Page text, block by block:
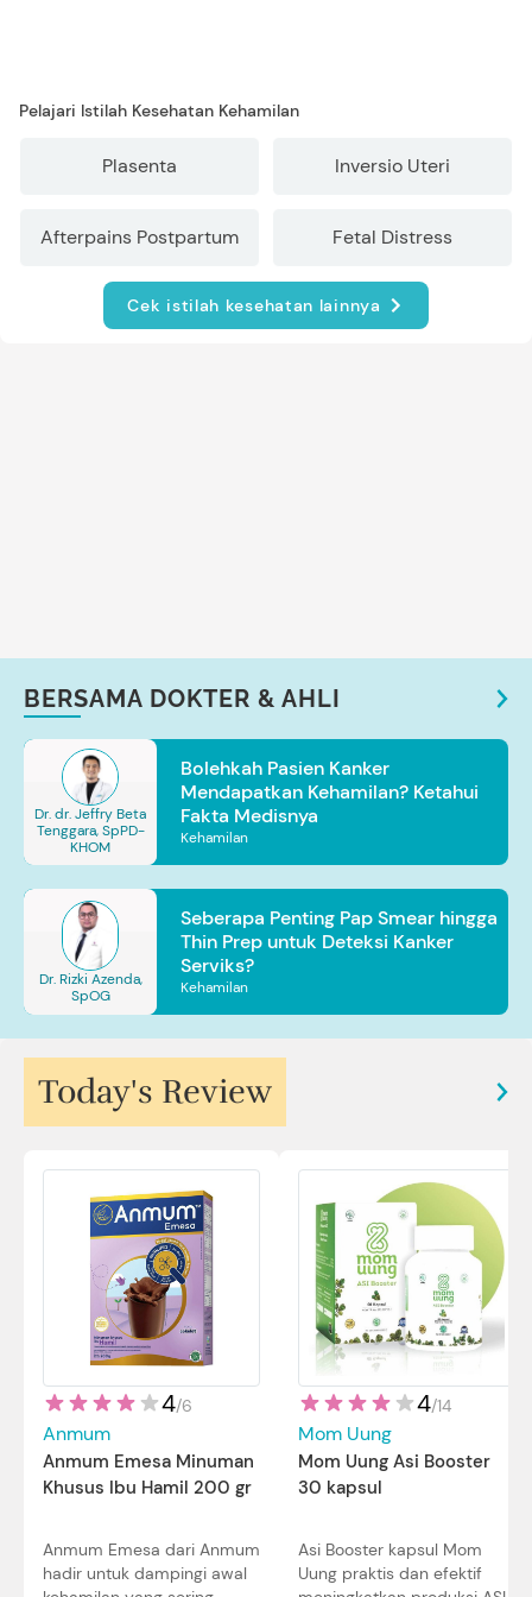
Pelajari Istilah Kesehatan Kehamilan
Plasenta Inversio Uteri
Afterpains Postpartum Fetal Distress
Cek istilah kesehatan lainnya
BERSAMA DOKTER & AHLI
Dr. dr. Jeffry Beta
Tenggara, SpPD-
KHOM
Bolehkah Pasien Kanker
Mendapatkan Kehamilan? Ketahui
Fakta Medisnya
Kehamilan
Dr. Rizki Azenda,
SpOG
Seberapa Penting Pap Smear hingga
Thin Prep untuk Deteksi Kanker
Serviks?
Kehamilan
Today's Review
4/6
Anmum
Anmum Emesa Minuman
Khusus Ibu Hamil 200 gr
Anmum Emesa dari Anmum
hadir untuk dampingi awal
4/14
Mom Uung
Mom Uung Asi Booster
30 kapsul
Asi Booster kapsul Mom
Uung praktis dan efektif